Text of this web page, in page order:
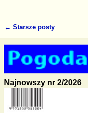
← Starsze posty
Najnowszy nr 2/2026